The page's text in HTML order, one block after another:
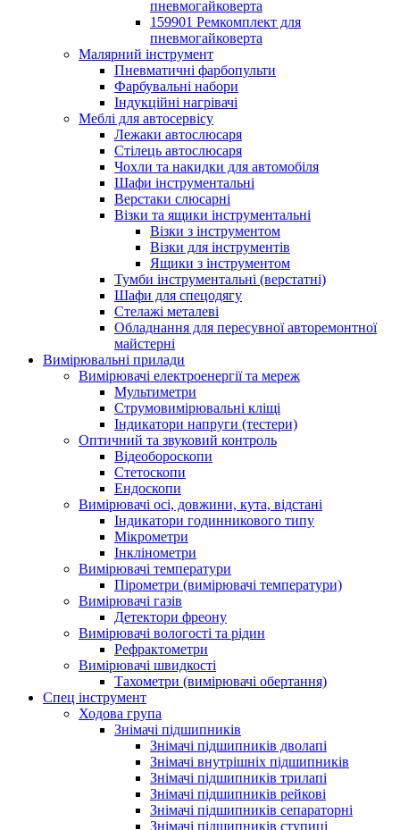
пневмогайковерта
159901 Ремкомплект для
пневмогайковерта
Малярний інструмент
Пневматичні фарбопульти
Фарбувальні набори
Індукційні нагрівачі
Меблі для автосервісу
Лежаки автослюсаря
Стілець автослюсаря
Чохли та накидки для автомобіля
Шафи інструментальні
Верстаки слюсарні
Візки та ящики інструментальні
Візки з інструментом
Візки для інструментів
Ящики з інструментом
Тумби інструментальні (верстатні)
Шафи для спецодягу
Стелажі металеві
Обладнання для пересувної авторемонтної
майстерні
Вимірювальні прилади
Вимірювачі електроенергії та мереж
Мультиметри
Струмовимірювальні кліщі
Індикатори напруги (тестери)
Оптичний та звуковий контроль
Відеобороскопи
Стетоскопи
Ендоскопи
Вимірювачі осі, довжини, кута, відстані
Індикатори годинникового типу
Мікрометри
Інклінометри
Вимірювачі температури
Пірометри (вимірювачі температури)
Вимірювачі газів
Детектори фреону
Вимірювачі вологості та рідин
Рефрактометри
Вимірювачі швидкості
Тахометри (вимірювачі обертання)
Спец інструмент
Ходова група
Знімачі підшипників
Знімачі підшипників дволапі
Знімачі внутрішніх підшипників
Знімачі підшипників трилапі
Знімачі підшипників рейкові
Знімачі підшипників сепараторні
Знімачі підшипників ступиці